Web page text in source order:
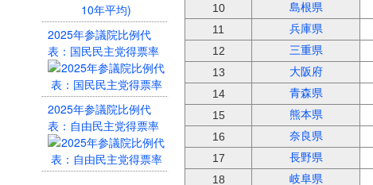
2025年参議院比例代
表：国民民主党得票率
2025年参議院比例代
表：自由民主党得票率
10
島根県
11
兵庫県
12
三重県
13
大阪府
14
青森県
15
熊本県
16
奈良県
17
長野県
18
岐阜県